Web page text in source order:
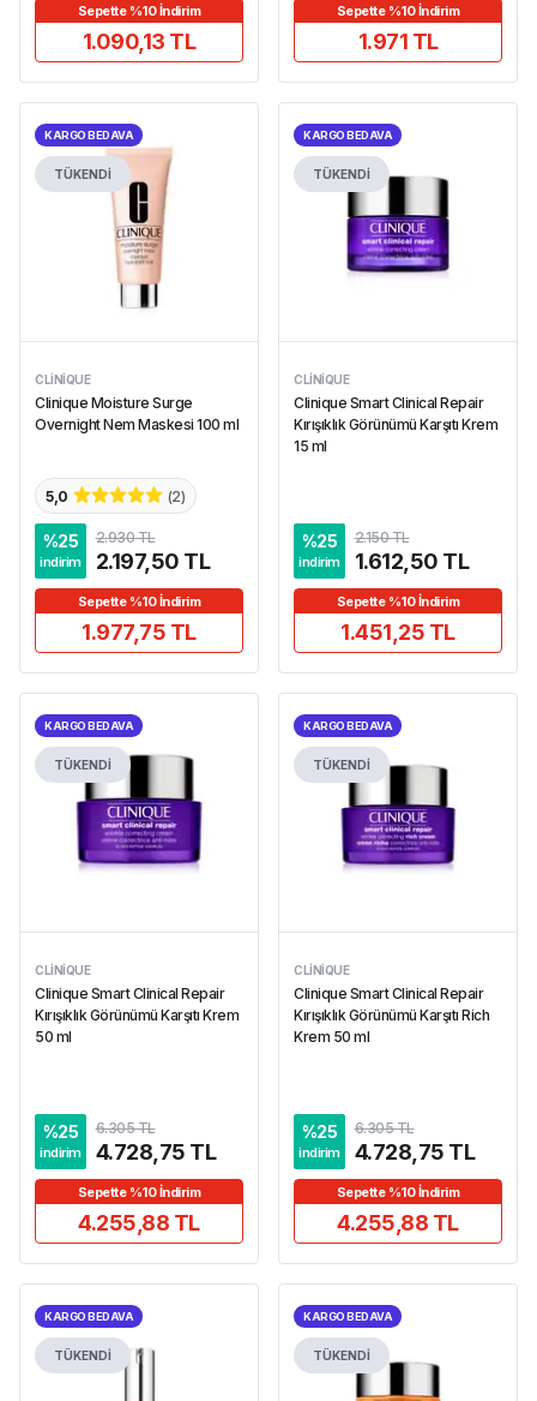
Sepette %10 İndirim
1.090,13 TL
Sepette %10 İndirim
1.971 TL
KARGO BEDAVA
TÜKENDİ
CLINIQUE
Clinique Moisture Surge
Overnight Nem Maskesi 100 ml
5,0 (2)
%25
indirim
2.930 TL
2.197,50 TL
Sepette %10 İndirim
1.977,75 TL
KARGO BEDAVA
TÜKENDİ
CLINIQUE
Clinique Smart Clinical Repair
Kırışıklık Görünümü Karşıtı Krem
15 ml
%25
indirim
2.150 TL
1.612,50 TL
Sepette %10 İndirim
1.451,25 TL
KARGO BEDAVA
TÜKENDİ
CLINIQUE
Clinique Smart Clinical Repair
Kırışıklık Görünümü Karşıtı Krem
50 ml
%25
indirim
6.305 TL
4.728,75 TL
Sepette %10 İndirim
4.255,88 TL
KARGO BEDAVA
TÜKENDİ
CLINIQUE
Clinique Smart Clinical Repair
Kırışıklık Görünümü Karşıtı Rich
Krem 50 ml
%25
indirim
6.305 TL
4.728,75 TL
Sepette %10 İndirim
4.255,88 TL
KARGO BEDAVA
TÜKENDİ
KARGO BEDAVA
TÜKENDİ